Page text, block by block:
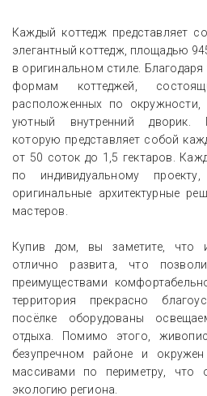
Каждый коттедж представляет
элегантный коттедж, площадью
в оригинальном стиле.
формам коттеджей,
расположенных по окружности,
уютный внутренний дворик.
которую представляет собой
от 50 соток до 1,5 гектаров.
по индивидуальному
оригинальные архитектурные
мастеров.
Купив дом, вы заметите, что
отлично развита, что
преимуществами
территория прекрасно
посёлке оборудованы
отдыха. Помимо этого,
безупречном районе и
массивами по периметру, что
экологию региона.